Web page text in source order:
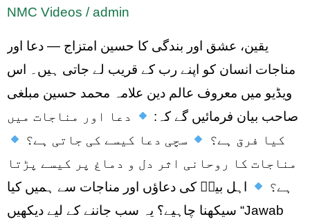
NMC Videos /admin
یقین، عشق اور بندگی کا حسین امتزاج — دعا اور
مناجات انسان کو اپنے رب کے قریب لے جاتی ہیں۔ اس
ویڈیو میں معروف عالم دین علامہ محمد حسین مبلغی
صاحب بیان فرمائیں گے کہ:
دعا اور مناجات میں
کیا فرق ہے؟
سچی دعا کیسے کی جاتی ہے؟
مناجات کا روحانی اثر دل و دماغ پر کیسے پڑتا
ہے؟
اہل بیتؑ کی دعاؤں اور مناجات سے ہمیں کیا
سیکھنا چاہیے؟ یہ سب جاننے کے لیے دیکھیں “Jawab